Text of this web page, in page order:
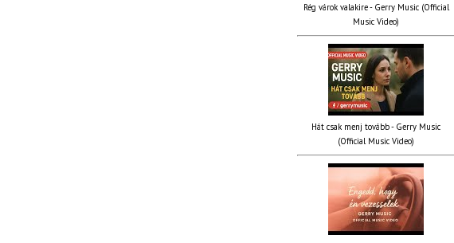
Rég várok valakire - Gerry Music (Official
Music Video)
Hát csak menj tovább - Gerry Music
(Official Music Video)